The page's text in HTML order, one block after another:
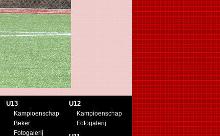
U13
Kampioenschap
Beker
Fotogalerij
U12
Kampioenschap
Fotogalerij